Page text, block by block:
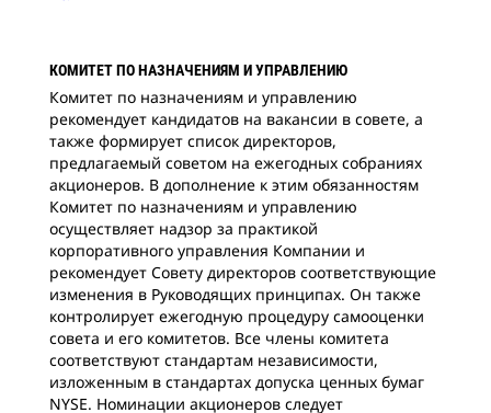
КОМИТЕТ ПО НАЗНАЧЕНИЯМ И УПРАВЛЕНИЮ
Комитет по назначениям и управлению
рекомендует кандидатов на вакансии в совете, а
также формирует список директоров,
предлагаемый советом на ежегодных собраниях
акционеров. В дополнение к этим обязанностям
Комитет по назначениям и управлению
осуществляет надзор за практикой
корпоративного управления Компании и
рекомендует Совету директоров соответствующие
изменения в Руководящих принципах. Он также
контролирует ежегодную процедуру самооценки
совета и его комитетов. Все члены комитета
соответствуют стандартам независимости,
изложенным в стандартах допуска ценных бумаг
NYSE. Номинации акционеров следует